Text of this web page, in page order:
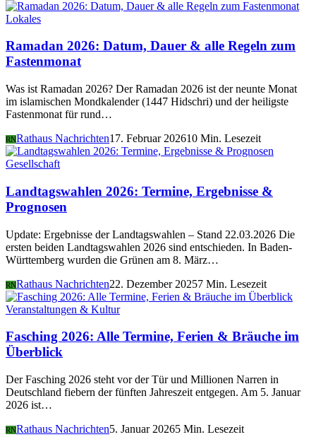
Lokales
Ramadan 2026: Datum, Dauer & alle Regeln zum
Fastenmonat
Was ist Ramadan 2026? Der Ramadan 2026 ist der neunte Monat
im islamischen Mondkalender (1447 Hidschri) und der heiligste
Fastenmonat für rund…
RNRathaus Nachrichten17. Februar 202610 Min. Lesezeit
Gesellschaft
Landtagswahlen 2026: Termine, Ergebnisse &
Prognosen
Update: Ergebnisse der Landtagswahlen – Stand 22.03.2026 Die
ersten beiden Landtagswahlen 2026 sind entschieden. In Baden-
Württemberg wurden die Grünen am 8. März…
RNRathaus Nachrichten22. Dezember 20257 Min. Lesezeit
Veranstaltungen & Kultur
Fasching 2026: Alle Termine, Ferien & Bräuche im
Überblick
Der Fasching 2026 steht vor der Tür und Millionen Narren in
Deutschland fiebern der fünften Jahreszeit entgegen. Am 5. Januar
2026 ist…
RNRathaus Nachrichten5. Januar 20265 Min. Lesezeit